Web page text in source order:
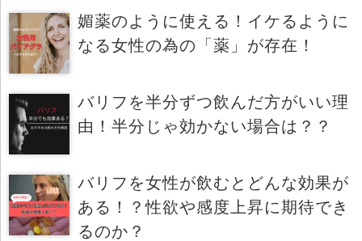
媚薬のように使える！イケるように
なる女性の為の「薬」が存在！
バリフを半分ずつ飲んだ方がいい理
由！半分じゃ効かない場合は？？
バリフを女性が飲むとどんな効果が
ある！？性欲や感度上昇に期待でき
るのか？